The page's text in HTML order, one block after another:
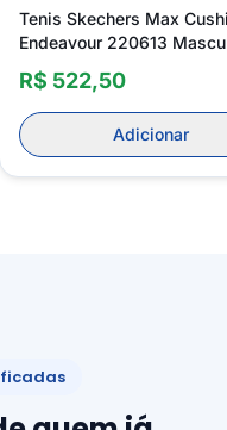
Tenis Skechers Max
Endeavour 220613
R$ 522,50
Adicionar